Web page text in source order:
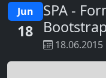
Jun
18
SPA -
18.06.2015